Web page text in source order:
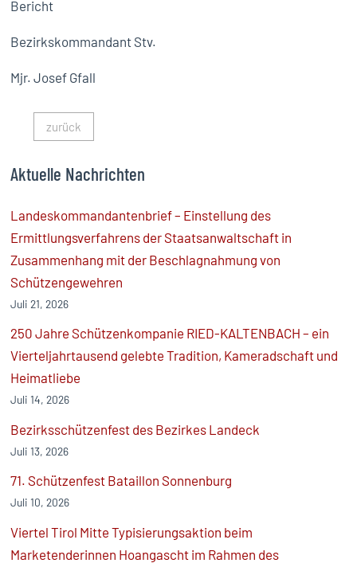
Bericht
Bezirkskommandant Stv.
Mjr. Josef Gfall
zurück
Aktuelle Nachrichten
Landeskommandantenbrief – Einstellung des
Ermittlungsverfahrens der Staatsanwaltschaft in
Zusammenhang mit der Beschlagnahmung von
Schützengewehren
Juli 21, 2026
250 Jahre Schützenkompanie RIED-KALTENBACH – ein
Vierteljahrtausend gelebte Tradition, Kameradschaft und
Heimatliebe
Juli 14, 2026
Bezirksschützenfest des Bezirkes Landeck
Juli 13, 2026
71. Schützenfest Bataillon Sonnenburg
Juli 10, 2026
Viertel Tirol Mitte Typisierungsaktion beim
Marketenderinnen Hoangascht im Rahmen des